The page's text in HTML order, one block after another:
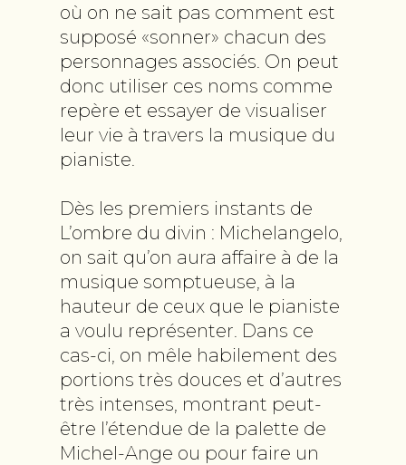
où on ne sait pas comment est
supposé «sonner» chacun des
personnages associés. On peut
donc utiliser ces noms comme
repère et essayer de visualiser
leur vie à travers la musique du
pianiste.
Dès les premiers instants de
L’ombre du divin : Michelangelo,
on sait qu’on aura affaire à de la
musique somptueuse, à la
hauteur de ceux que le pianiste
a voulu représenter. Dans ce
cas-ci, on mêle habilement des
portions très douces et d’autres
très intenses, montrant peut-
être l’étendue de la palette de
Michel-Ange ou pour faire un